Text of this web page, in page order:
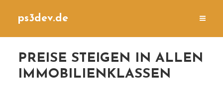
ps3dev.de
PREISE STEIGEN IN ALLEN
IMMOBILIENKLASSEN